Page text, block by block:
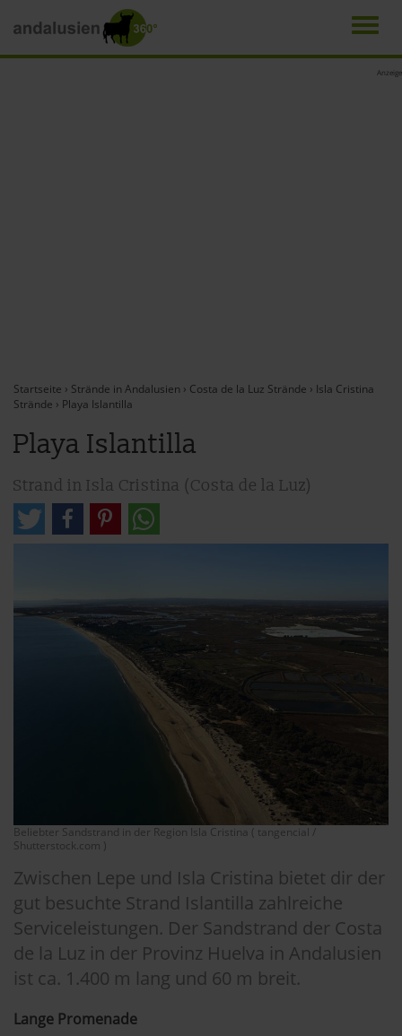
Anzeige
Startseite › Strände in Andalusien › Costa de la Luz Strände › Isla Cristina
Strände › Playa Islantilla
Playa Islantilla
Strand in Isla Cristina (Costa de la Luz)
Beliebter Sandstrand in der Region Isla Cristina ( tangencial /
Shutterstock.com )
Zwischen Lepe und Isla Cristina bietet dir der
gut besuchte Strand Islantilla zahlreiche
Serviceleistungen. Der Sandstrand der Costa
de la Luz in der Provinz Huelva in Andalusien
ist ca. 1.400 m lang und 60 m breit.
Lange Promenade